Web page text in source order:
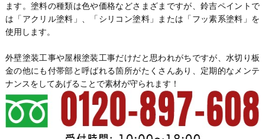
ます。塗料の種類は色や価格などさまざまですが、鈴吉ペイントで
は「アクリル塗料」、「シリコン塗料」または「フッ素系塗料」を
使用します。
外壁塗装工事や屋根塗装工事だけだと思われがちですが、水切り板
金の他にも付帯部と呼ばれる箇所がたくさんあり、定期的なメンテ
ナンスをしてあげることで素材が守られます！